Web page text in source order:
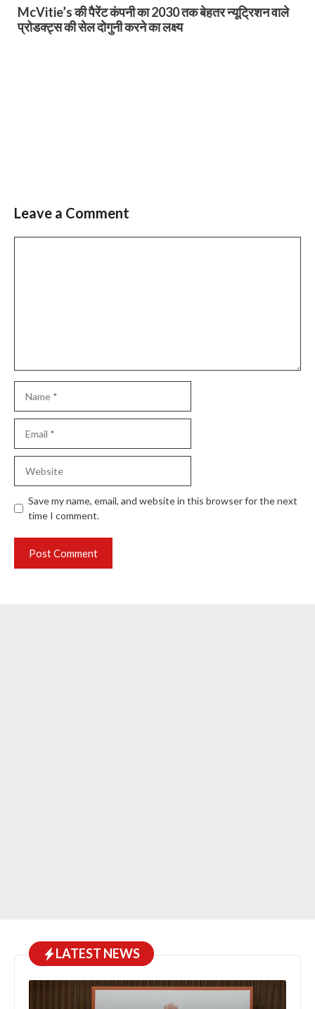
भाजपा खड़गपुर सदर मंडल-1 का दो दिवसीय प्रशिक्षण शिविर
Slide 3 of 6
Leave a Comment
Save my name, email, and website in this browser for the next
time I comment.
LATEST NEWS